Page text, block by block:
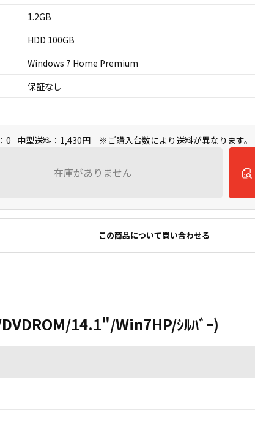
1.2GB
HDD 100GB
Windows 7 Home Premium
保証なし
0 中型送料：1,430円 ※ご購入台数により送料が異なります。
在庫がありません
この商品について問い合わせる
14.1"/Win7HP/ｼﾙﾊﾞｰ)